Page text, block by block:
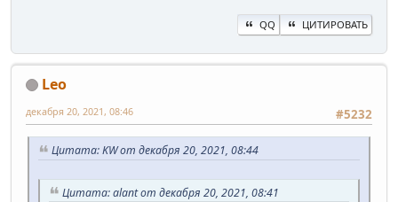
QQ ЦИТИРОВАТЬ
Leo
#5232
декабря 20, 2021, 08:46
Цитата: KW от декабря 20, 2021, 08:44
Цитата: alant от декабря 20, 2021, 08:41